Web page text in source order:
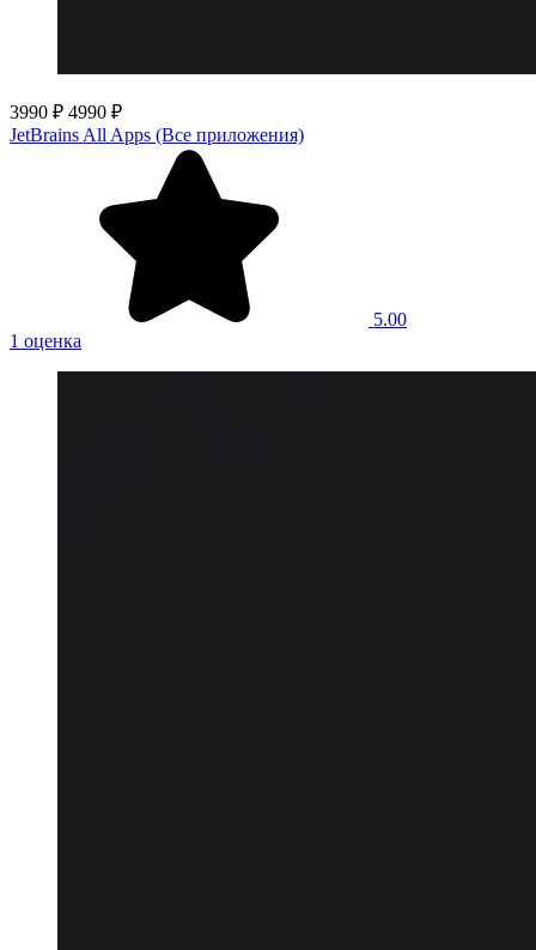
3990 ₽ 4990 ₽
JetBrains All Apps (Все приложения)
5.00
1 оценка